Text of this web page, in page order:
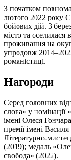
З початком
лютого 2022 року
бойових дій. 3
місто та оселилася
проживання на
упродовж
романістиці.
Нагороди
Серед головних
слова» у номінації
імені Олеся
премії імені
Літературно-
(2019); медаль
свобода» (2022).